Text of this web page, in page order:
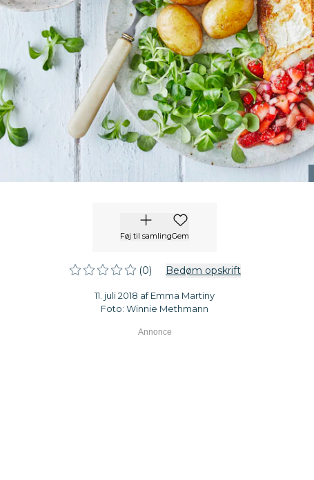
Føj til samlingGem
(0) Bedøm opskrift
11. juli 2018 af Emma Martiny
Foto: Winnie Methmann